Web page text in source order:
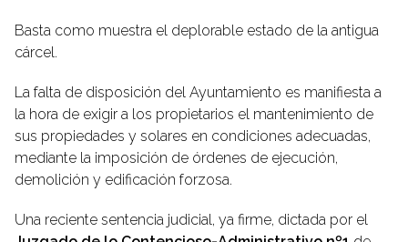
Basta como muestra el deplorable estado de la antigua
cárcel.
La falta de disposición del Ayuntamiento es manifiesta a
la hora de exigir a los propietarios el mantenimiento de
sus propiedades y solares en condiciones adecuadas,
mediante la imposición de órdenes de ejecución,
demolición y edificación forzosa.
Una reciente sentencia judicial, ya firme, dictada por el